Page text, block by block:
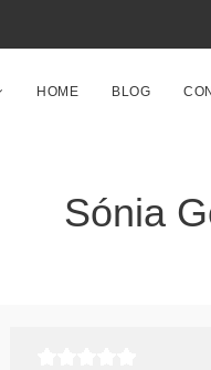
HOME BLOG
Sónia